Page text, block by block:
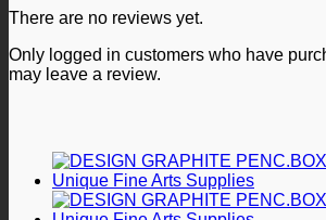
There are no reviews yet.
Only logged in customers who have
may leave a review.